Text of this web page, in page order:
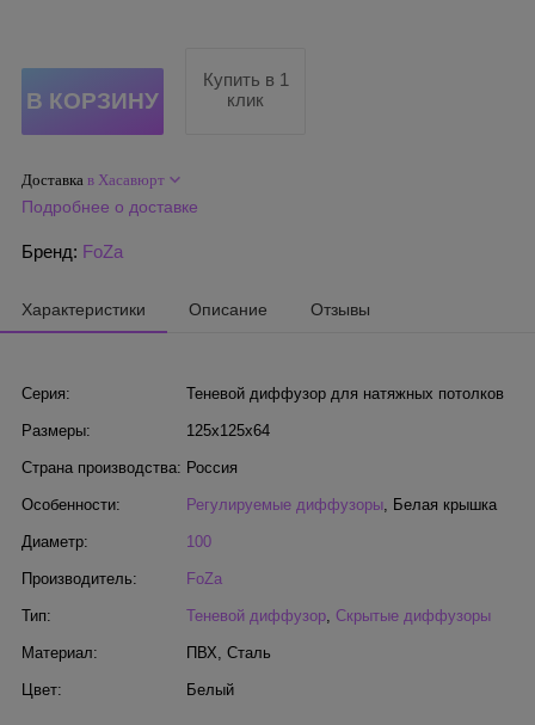
Купить в 1
клик
Доставка в Хасавюрт
Подробнее о доставке
Бренд: FoZa
Характеристики Описание Отзывы
Серия: Теневой диффузор для натяжных потолков
Размеры: 125х125х64
Страна производства: Россия
Особенности: Регулируемые диффузоры, Белая крышка
Диаметр: 100
Производитель: FoZa
Тип: Теневой диффузор, Скрытые диффузоры
Материал: ПВХ, Сталь
Цвет: Белый